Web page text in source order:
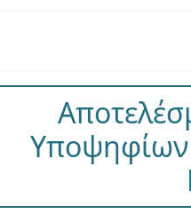
Υποψηφίων